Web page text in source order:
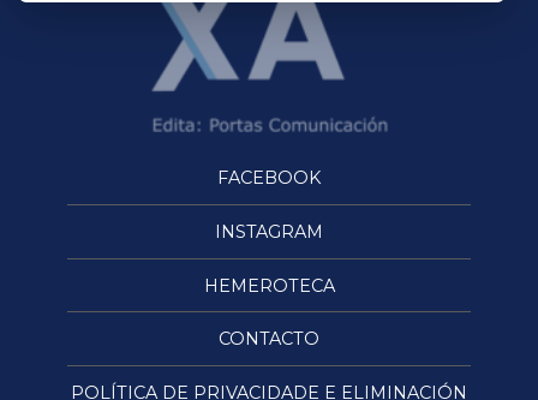
FACEBOOK
INSTAGRAM
HEMEROTECA
CONTACTO
POLÍTICA DE PRIVACIDADE E ELIMINACIÓN